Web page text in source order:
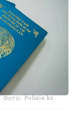
Фото: Polisia.kz